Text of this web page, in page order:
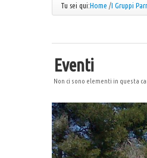
Tu sei qui:Home /I Gruppi
Eventi
Non ci sono elementi in questa